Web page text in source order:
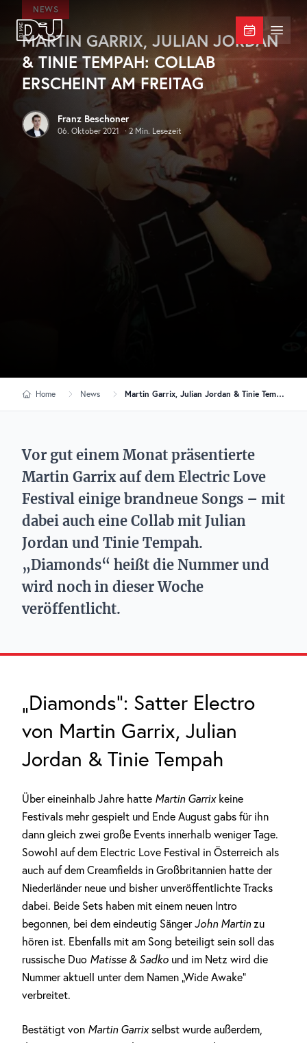
Zum Hauptinhalt springen
DJ Mag Germany Menü
NEWS
MARTIN GARRIX, JULIAN JORDAN
& TINIE TEMPAH: COLLAB
ERSCHEINT AM FREITAG
Franz Beschoner
06. Oktober 2021 ·2 Min. Lesezeit
Home News Martin Garrix, Julian Jordan & Tinie Tempah: Collab erscheint am Freitag
Vor gut einem Monat präsentierte
Martin Garrix auf dem Electric Love
Festival einige brandneue Songs – mit
dabei auch eine Collab mit Julian
Jordan und Tinie Tempah.
„Diamonds“ heißt die Nummer und
wird noch in dieser Woche
veröffentlicht.
„Diamonds“: Satter Electro
von Martin Garrix, Julian
Jordan & Tinie Tempah
Über eineinhalb Jahre hatte Martin Garrixkeine
Festivals mehr gespielt und Ende August gabs für ihn
dann gleich zwei große Events innerhalb weniger Tage.
Sowohl auf dem Electric Love Festival in Österreich als
auch auf dem Creamfields in Großbritannien hatte der
Niederländer neue und bisher unveröffentlichte Tracks
dabei. Beide Sets haben mit einem neuen Intro
begonnen, bei dem eindeutig SängerJohn Martinzu
hören ist. Ebenfalls mit am Song beteiligt sein soll das
russische Duo Matisse & Sadko und im Netz wird die
Nummer aktuell unter dem Namen „Wide Awake“
verbreitet.
Bestätigt von Martin Garrixselbst wurde außerdem,